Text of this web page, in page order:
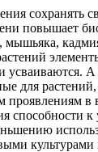
сохранять
повышает
мышьяка,
усваиваются.
для
в
способности
культурами